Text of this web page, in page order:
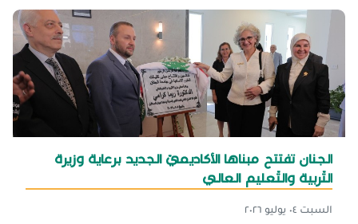
الجنان تفتتح مبناها الأكاديميّ الجديد برعاية وزيرة
التّربية والتّعليم العالي
السبت ٠٤ يوليو ٢٠٢٦